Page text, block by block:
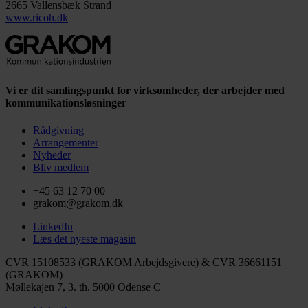
2665 Vallensbæk Strand
www.ricoh.dk
Vi er dit samlingspunkt for virksomheder, der arbejder med
kommunikationsløsninger
Rådgivning
Arrangementer
Nyheder
Bliv medlem
+45 63 12 70 00
grakom@grakom.dk
LinkedIn
Læs det nyeste magasin
CVR 15108533 (GRAKOM Arbejdsgivere) & CVR 36661151
(GRAKOM)
Møllekajen 7, 3. th. 5000 Odense C